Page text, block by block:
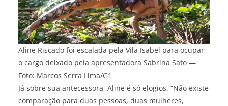
Aline Riscado foi escalada pela Vila Isabel para ocupar
o cargo deixado pela apresentadora Sabrina Sato —
Foto: Marcos Serra Lima/G1
Já sobre sua antecessora, Aline é só elogios. “Não existe
comparação para duas pessoas, duas mulheres,